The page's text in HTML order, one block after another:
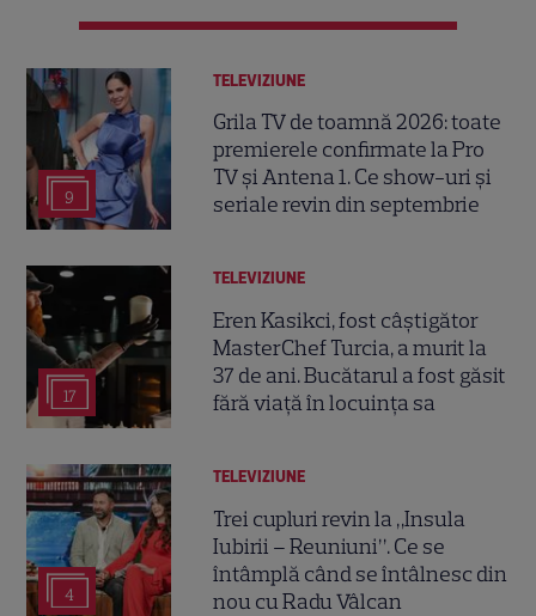
9
TELEVIZIUNE
Grila TV de toamnă 2026: toate
premierele confirmate la Pro
TV și Antena 1. Ce show-uri și
seriale revin din septembrie
17
TELEVIZIUNE
Eren Kasikci, fost câștigător
MasterChef Turcia, a murit la
37 de ani. Bucătarul a fost găsit
fără viață în locuința sa
4
TELEVIZIUNE
Trei cupluri revin la „Insula
Iubirii – Reuniuni”. Ce se
întâmplă când se întâlnesc din
nou cu Radu Vâlcan